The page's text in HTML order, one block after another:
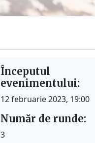
Începutul
evenimentului:
12 februarie 2023, 19:00
Număr de runde:
3